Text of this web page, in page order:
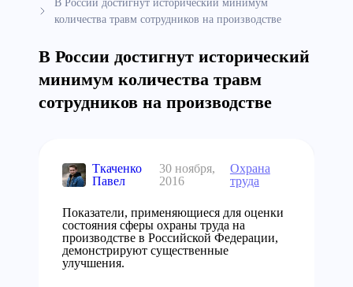
В России достигнут исторический минимум
количества травм сотрудников на производстве
В России достигнут исторический
минимум количества травм
сотрудников на производстве
Ткаченко
Павел
30 ноября,
2016
Охрана
труда
Показатели, применяющиеся для оценки
состояния сферы охраны труда на
производстве в Российской Федерации,
демонстрируют существенные
улучшения.